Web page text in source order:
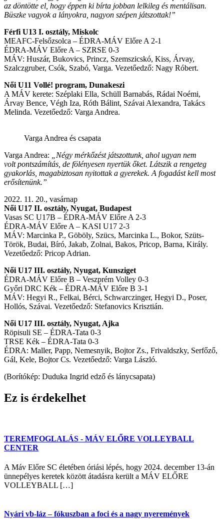
az döntötte el, hogy éppen ki bírta jobban lelkileg és mentálisan.
Büszke vagyok a lányokra, nagyon szépen játszottak!”
Férfi U13 I. osztály, Miskolc
MEAFC-Felsőzsolca – ÉDRA-MÁV Előre A 2-1
ÉDRA-MÁV Előre A – SZRSE 0-3
MÁV: Huszár, Bukovics, Princz, Szemszicskó, Kiss, Árvay,
Szalczgruber, Csók, Szabó, Varga. Vezetőedző: Nagy Róbert.
Női U11 Vollé! program, Dunakeszi
A MÁV kerete: Széplaki Ella, Schüll Barnabás, Rádai Noémi,
Árvay Bence, Végh Iza, Róth Bálint, Szávai Alexandra, Takács
Melinda. Vezetőedző: Varga Andrea.
Varga Andrea és csapata
Varga Andrea:
„Négy mérkőzést játszottunk, ahol ugyan nem
volt pontszámítás, de fölényesen nyertük őket. Látszik a rengeteg
gyakorlás, magabiztosan nyitottak a gyerekek. A fogadást kell most
erősítenünk.”
2022. 11. 20., vasárnap
Női U17 II. osztály, Nyugat, Budapest
Vasas SC U17B – ÉDRA-MÁV Előre A 2-3
ÉDRA-MÁV Előre A – KASI U17 2-3
MÁV: Marcinka P., Göböly, Szücs, Marcinka L., Bokor, Szüts-
Török, Budai, Bíró, Jakab, Zolnai, Bakos, Pricop, Barna, Király.
Vezetőedző: Pricop Adrian.
Női U17 III. osztály, Nyugat, Kunsziget
ÉDRA-MÁV Előre B – Veszprém Volley 0-3
Győri DRC Kék – ÉDRA-MÁV Előre B 3-1
MÁV: Hegyi R., Felkai, Bérci, Schwarczinger, Hegyi D., Poser,
Hollós, Szávai. Vezetőedző: Stefanovics Krisztián.
Női U17 III. osztály, Nyugat, Ajka
Röpisuli SE – ÉDRA-Tata 0-3
TRSE Kék – ÉDRA-Tata 0-3
ÉDRA: Maller, Papp, Nemesnyik, Bojtor Zs., Frivaldszky, Serfőző,
Gál, Kele, Bojtor Cs. Vezetőedző: Varga László.
(Borítókép: Duduka Ingrid edző és lánycsapata)
Ez is érdekelhet
TEREMFOGLALÁS - MÁV ELŐRE VOLLEYBALL
CENTER
A Máv Előre SC életében óriási lépés, hogy 2024. december 13-án
ünnepélyes keretek között átadásra került a MÁV ELŐRE
VOLLEYBALL […]
Nyári vb-láz – fókuszban a foci és a nagy nyeremények